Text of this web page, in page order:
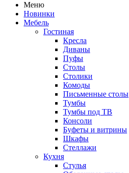
Меню
Новинки
Мебель
Гостиная
Кресла
Диваны
Пуфы
Столы
Столики
Комоды
Письменные столы
Тумбы
Тумбы под ТВ
Консоли
Буфеты и витрины
Шкафы
Стеллажи
Кухня
Стулья